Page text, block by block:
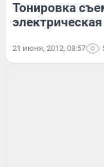
Тонировка
электрическая
21 июня, 2012, 08:57